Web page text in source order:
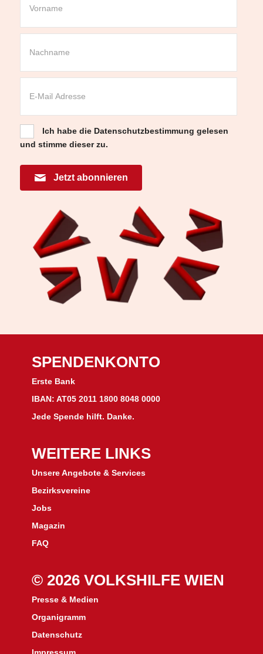
Ich habe die Datenschutzbestimmung gelesen
und stimme dieser zu.
Jetzt abonnieren
SPENDENKONTO
Erste Bank
IBAN: AT05 2011 1800 8048 0000
Jede Spende hilft. Danke.
WEITERE LINKS
Unsere Angebote & Services
Bezirksvereine
Jobs
Magazin
FAQ
© 2026 VOLKSHILFE WIEN
Presse & Medien
Organigramm
Datenschutz